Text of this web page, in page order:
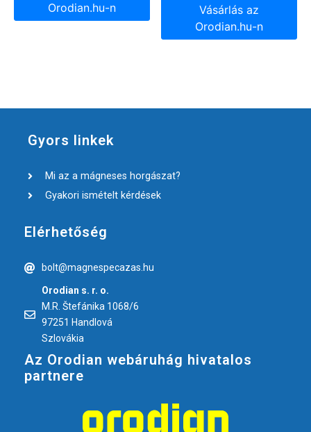
Orodian.hu-n
Vásárlás az
Orodian.hu-n
Gyors linkek
Mi az a mágneses horgászat?
Gyakori ismételt kérdések
Elérhetőség
bolt@magnespecazas.hu
Orodian s. r. o.
M.R. Štefánika 1068/6
97251 Handlová
Szlovákia
Az Orodian webáruhág hivatalos
partnere